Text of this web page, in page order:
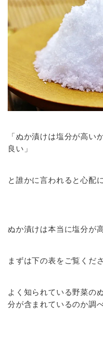
「ぬか漬けは塩分が高い
良い」
と誰かに言われると心配
ぬか漬けは本当に塩分が
まずは下の表をご覧くださ
よく知られている野菜の
分が含まれているのか調